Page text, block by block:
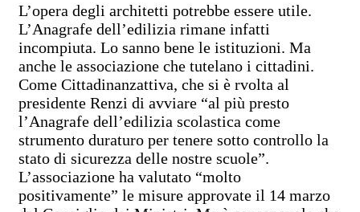
L’opera degli architetti potrebbe essere utile.
L’Anagrafe dell’edilizia rimane infatti
incompiuta. Lo sanno bene le istituzioni. Ma
anche le associazione che tutelano i cittadini.
Come Cittadinanzattiva, che si è rvolta al
presidente Renzi di avviare “al più presto
l’Anagrafe dell’edilizia scolastica come
strumento duraturo per tenere sotto controllo la
stato di sicurezza delle nostre scuole”.
L’associazione ha valutato “molto
positivamente” le misure approvate il 14 marzo